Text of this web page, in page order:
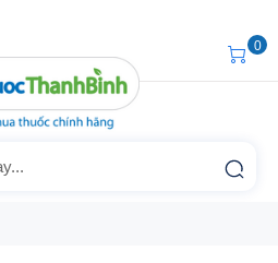
0